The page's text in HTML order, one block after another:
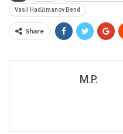
Vasil Hadžimanov Bend
Share
M.P.